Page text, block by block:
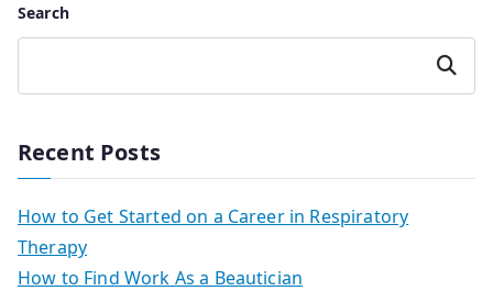
Search
Search
Recent Posts
How to Get Started on a Career in Respiratory
Therapy
How to Find Work As a Beautician